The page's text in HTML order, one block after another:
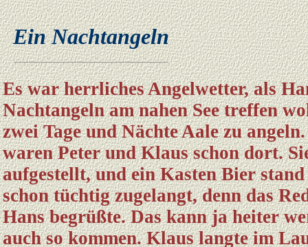
Ein Nachtangeln
Es war herrliches Angelwetter, als
Nachtangeln am nahen See treffen
zwei Tage und Nächte Aale zu
waren Peter und Klaus schon dort.
aufgestellt, und ein Kasten Bier
schon tüchtig zugelangt, denn das
Hans begrüßte. Das kann ja heiter
auch so kommen. Klaus langte im